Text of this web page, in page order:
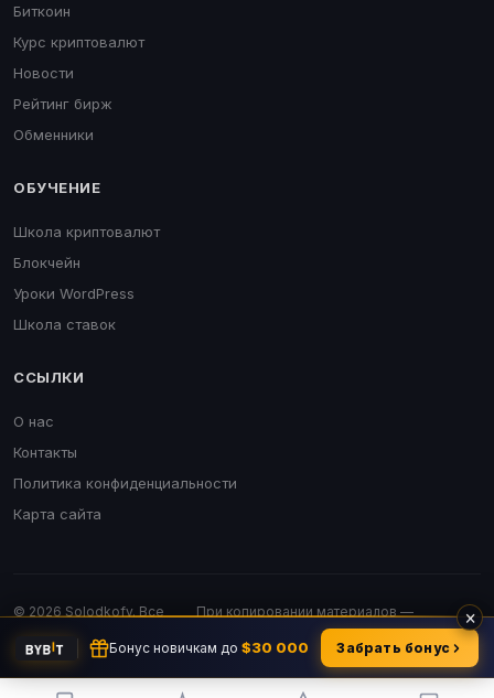
Биткоин
Курс криптовалют
Новости
Рейтинг бирж
Обменники
ОБУЧЕНИЕ
Школа криптовалют
Блокчейн
Уроки WordPress
Школа ставок
ССЫЛКИ
О нас
Контакты
Политика конфиденциальности
Карта сайта
© 2026 Solodkofv. Все
При копировании материалов —
обязательна активная ссылка.
×
Бонус новичкам до $30 000 Забрать бонус